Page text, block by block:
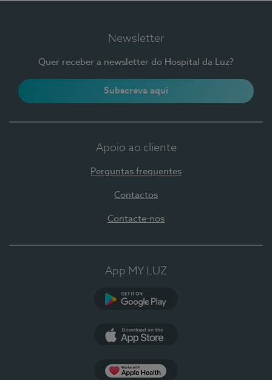
Newsletter
Quer receber a newsletter do Hospital da Luz?
Subscreva aqui
Apoio ao cliente
Perguntas frequentes
Contactos
Contacte-nos
App MY LUZ